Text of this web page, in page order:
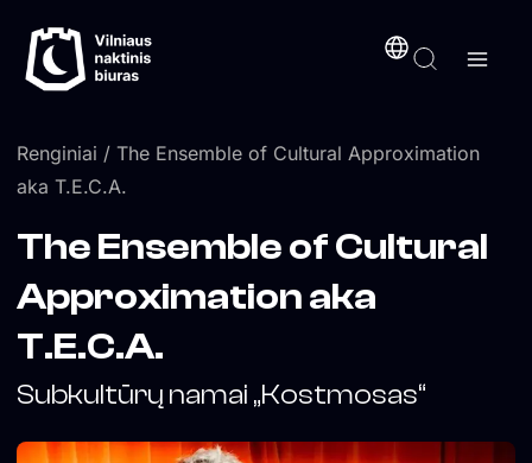
prie
turinio
Renginiai / The Ensemble of Cultural Approximation
aka T.E.C.A.
The Ensemble of Cultural
Approximation aka
T.E.C.A.
Subkultūrų namai „Kostmosas“